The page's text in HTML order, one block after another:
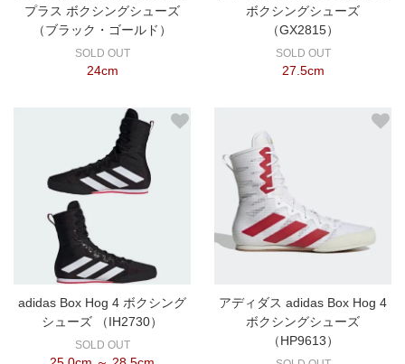
プラス ボクシングシューズ
（ブラック・ゴールド）
SOLD OUT
24cm
ボクシングシューズ
（GX2815）
SOLD OUT
27.5cm
adidas Box Hog 4 ボクシング
シューズ （IH2730）
SOLD OUT
アディダス adidas Box Hog 4
ボクシングシューズ
（HP9613）